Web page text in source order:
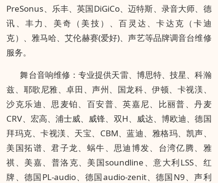
PreSonus、乐丰、英国DiGiCo、迈特斯、录音大师、德
讯、丰力、美奇（美技）、百灵达、卡达克（卡迪
克）、雅马哈、艾伦赫赛(爱好)、声艺等品牌调音台维修
服务。
舞台音响维修：专业提供天雷、博思特、技星、科瀚
兹、耶歌尼雅、卓田、声州、国龙科、伊顿、卡视渼、
沙克乐迪、思麦铂、百安普、英嘉尼、比丽普、丹麦
CRV、宏高、浦士威、威锋、双H、威达、博欧迪、德国
拜玛克、卡视渼、天宝、CBM、蓝迪、雅格玛、凯声、
美国拓谱、君子龙、蜗牛、思迪博发、台湾亿腾、雅
祺、美嘉、普洛克、美国soundline、意大利LSS、红
牌、德国PL-audio、德国audio-zenit、德国N9、声利